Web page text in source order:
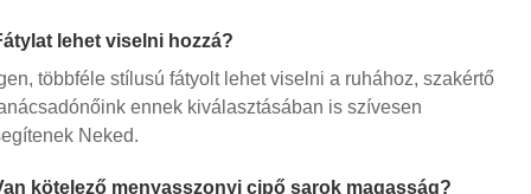
lehet viselni hozzá?
többféle stílusú fátyolt lehet viselni a ruhához, szakértő
ennek kiválasztásában is szívesen
Neked.
kötelező menyasszonyi cipő sarok magasság?